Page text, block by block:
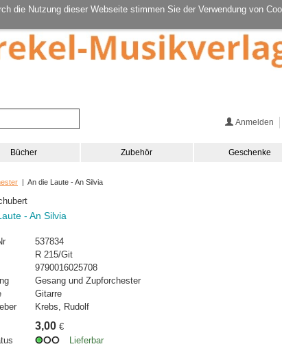
die Nutzung dieser Webseite stimmen Sie der Verwendung von
Anmelden
Bücher Zubehör Geschenke
| An die Laute - An Silvia
- An Silvia
537834
R 215/Git
9790016025708
Gesang und Zupforchester
Gitarre
Krebs, Rudolf
3,00 €
Lieferbar